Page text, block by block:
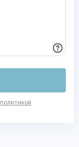
политикой